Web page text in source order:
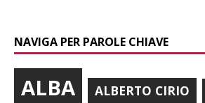
NAVIGA PER PAROLE CHIAVE
ALBA ALBERTO CIRIO